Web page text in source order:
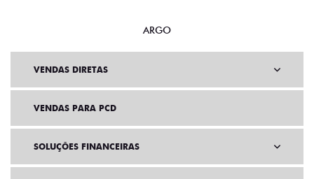
ARGO
VENDAS DIRETAS
VENDAS PARA PCD
SOLUÇÕES FINANCEIRAS